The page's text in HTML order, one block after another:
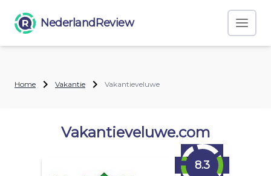
NederlandReview
Home Vakantie Vakantieveluwe
Vakantieveluwe.com
8.3